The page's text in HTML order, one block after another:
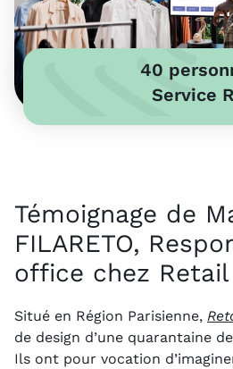
40
Service
Témoignage de
FILARETO,
office chez Retail
Situé en Région Parisienne,
de design d’une quarantaine
Ils ont pour vocation